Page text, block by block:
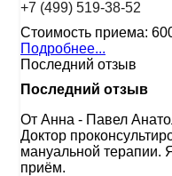
+7 (499) 519-38-52
Стоимость приема:
Подробнее...
Последний отзыв
Последний отзыв
От Анна - Павел
Доктор
мануальной терапии.
приём.